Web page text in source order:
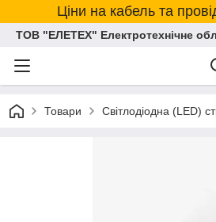
Ціни на кабель та
ТОВ "ЕЛЕТЕХ" Електротехнічне
Товари Світлодіодна (LED)